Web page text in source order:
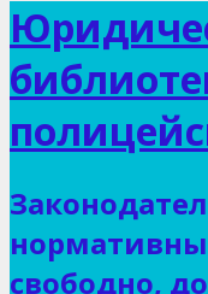
свободно,